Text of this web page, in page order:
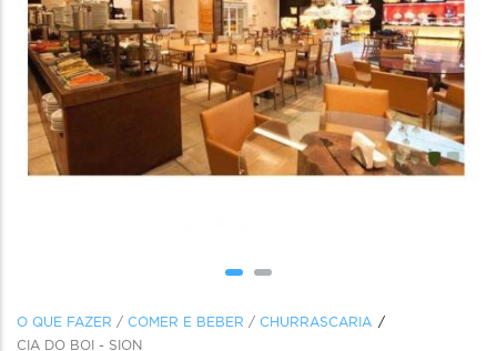
O QUE FAZER / COMER E BEBER / CHURRASCARIA
CIA DO BOI - SION